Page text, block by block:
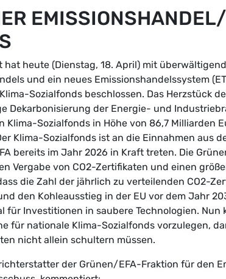
hat heute (Dienstag, 18. April) mit
und ein neues Emissionshandelssystem
Sozialfonds beschlossen. Das Herzstück
Dekarbonisierung der Energie- und
Klima-Sozialfonds in Höhe von 86,7 Milliarden
Klima-Sozialfonds ist an die Einnahmen aus
bereits im Jahr 2026 in Kraft treten. Die
Vergabe von CO2-Zertifikaten und einen
die Zahl der jährlich zu verteilenden CO2-
den Kohleausstieg in der EU vor dem Jahr
für Investitionen in saubere Technologien. Nun
für nationale Klima-Sozialfonds vorzulegen,
nicht allein schultern müssen.
der Grünen/EFA-Fraktion für den